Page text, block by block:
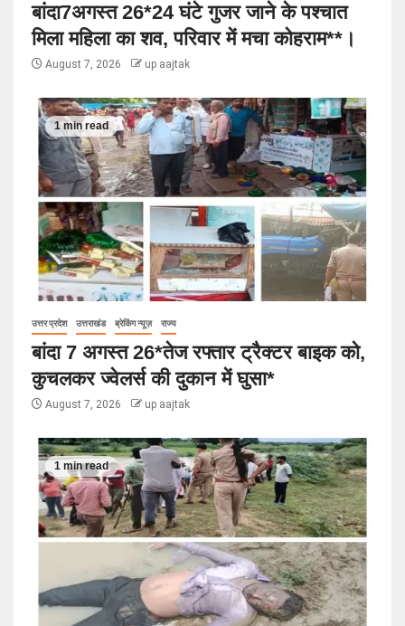
बांदा7अगस्त 26*24 घंटे गुजर जाने के पश्चात
मिला महिला का शव, परिवार में मचा कोहराम**।
August 7, 2026 up aajtak
1 min read
उत्तर प्रदेश उत्तराखंड ब्रेकिंग न्यूज़ राज्य
बांदा 7 अगस्त 26*तेज रफ्तार ट्रैक्टर बाइक को,
कुचलकर ज्वेलर्स की दुकान में घुसा*
August 7, 2026 up aajtak
1 min read